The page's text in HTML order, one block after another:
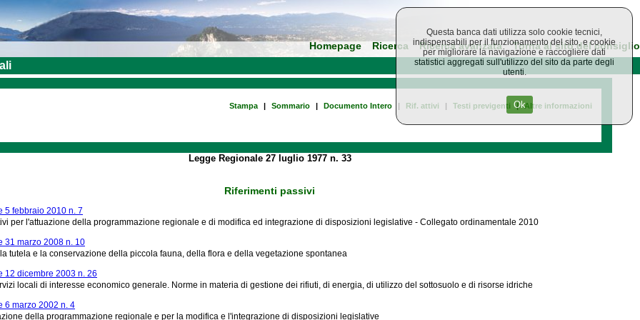
Homepage Ricerca Ricerca avanzata Torna al sito del consiglio
Stampa | Sommario | Documento Intero | Rif. attivi | Testi previgenti | Altre informazioni
Legge Regionale 27 luglio 1977 n. 33
Riferimenti passivi
5 febbraio 2010 n. 7
per l'attuazione della programmazione regionale e di modifica ed integrazione di disposizioni legislative - Collegato ordinamentale 2010
31 marzo 2008 n. 10
tutela e la conservazione della piccola fauna, della flora e della vegetazione spontanea
12 dicembre 2003 n. 26
locali di interesse economico generale. Norme in materia di gestione dei rifiuti, di energia, di utilizzo del sottosuolo e di risorse idriche
6 marzo 2002 n. 4
della programmazione regionale e per la modifica e l'integrazione di disposizioni legislative
Questa banca dati utilizza solo cookie tecnici,
indispensabili per il funzionamento del sito, e cookie
per migliorare la navigazione e raccogliere dati
statistici aggregati sull'utilizzo del sito da parte degli
utenti.
Ok